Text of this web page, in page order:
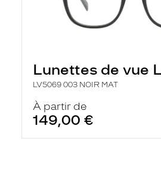
Lunettes de vue
LV5069 003 NOIR MAT
À partir de
149,00 €